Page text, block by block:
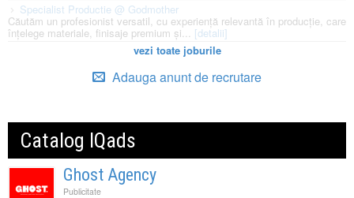
Specialist Productie @ Godmother
Căutăm un profesionist versatil, cu experiență relevantă în producție, care
înțelege materiale, finisaje premium și... [detalii]
vezi toate joburile
Adauga anunt de recrutare
Catalog IQads
Ghost Agency
Publicitate